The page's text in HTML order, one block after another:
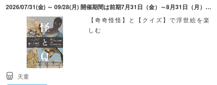
2026/07/31(金) ～ 09/28(月) 開催期間は前期7月31日（金）～8月31日（月）、後期9月4日（金）～9月28日（月）。休館日は火曜日（8/11、9/22は開館）、8/12、9/2・3・24。
【奇奇怪怪】と【クイズ】で浮世絵を楽
しむ
天童